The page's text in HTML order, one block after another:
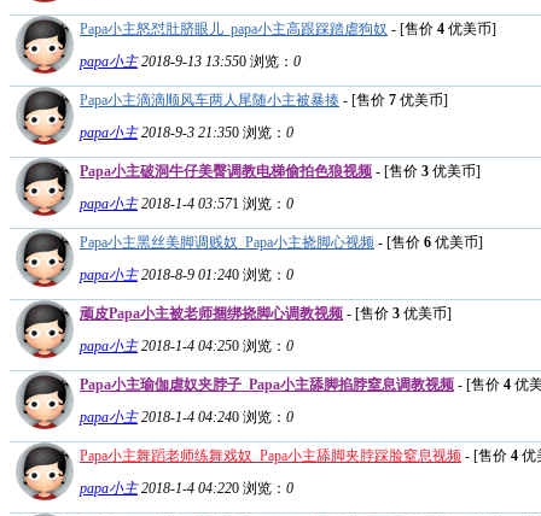
Papa小主怒怼肚脐眼儿_papa小主高跟踩踏虐狗奴 - [售价 4 优美币]
papa小主 2018-9-13 13:550 浏览： 0
Papa小主滴滴顺风车两人尾随小主被暴揍 - [售价 7 优美币]
papa小主 2018-9-3 21:350 浏览： 0
Papa小主破洞牛仔美臀调教电梯偷拍色狼视频 - [售价 3 优美币]
papa小主 2018-1-4 03:571 浏览： 0
Papa小主黑丝美脚调贱奴_Papa小主挠脚心视频 - [售价 6 优美币]
papa小主 2018-8-9 01:240 浏览： 0
顽皮Papa小主被老师捆绑挠脚心调教视频 - [售价 3 优美币]
papa小主 2018-1-4 04:250 浏览： 0
Papa小主瑜伽虐奴夹脖子_Papa小主舔脚掐脖窒息调教视频 - [售价 4 优
papa小主 2018-1-4 04:240 浏览： 0
Papa小主舞蹈老师练舞戏奴_Papa小主舔脚夹脖踩脸窒息视频 - [售价 4 优
papa小主 2018-1-4 04:220 浏览： 0